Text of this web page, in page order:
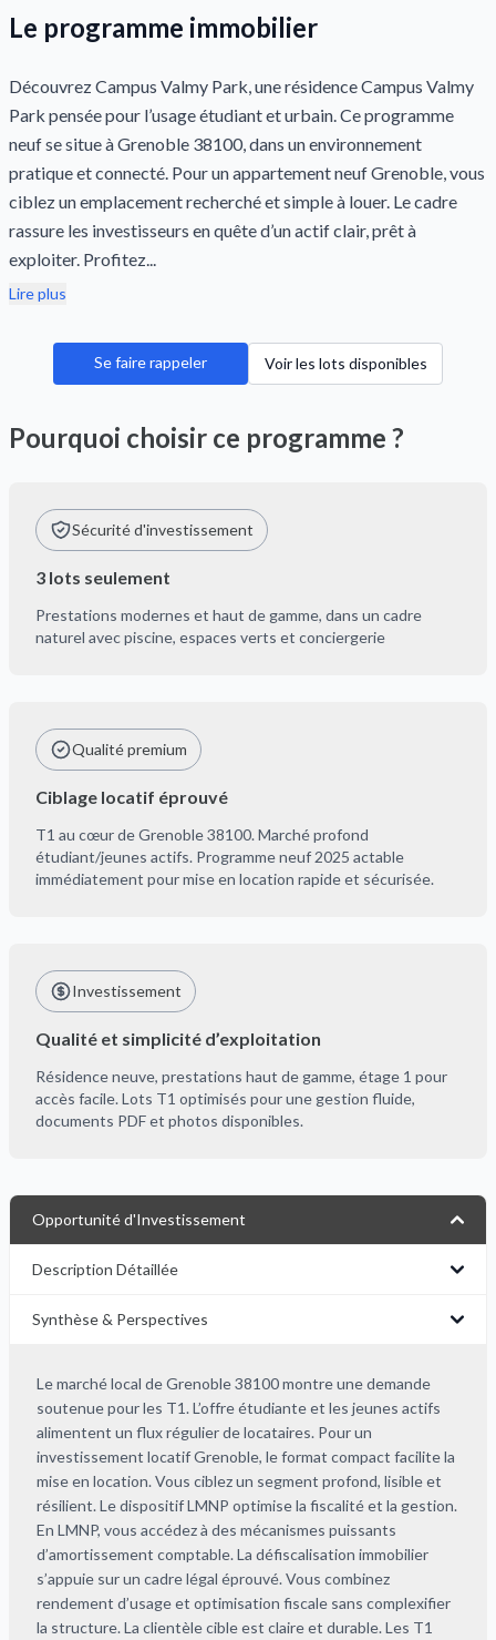
Le programme immobilier
Découvrez Campus Valmy Park, une résidence Campus Valmy
Park pensée pour l’usage étudiant et urbain. Ce programme
neuf se situe à Grenoble 38100, dans un environnement
pratique et connecté. Pour un appartement neuf Grenoble, vous
ciblez un emplacement recherché et simple à louer. Le cadre
rassure les investisseurs en quête d’un actif clair, prêt à
exploiter. Profitez...
Lire plus
Se faire rappeler Voir les lots disponibles
Pourquoi choisir ce programme ?
Sécurité d'investissement
3 lots seulement
Prestations modernes et haut de gamme, dans un cadre
naturel avec piscine, espaces verts et conciergerie
Qualité premium
Ciblage locatif éprouvé
T1 au cœur de Grenoble 38100. Marché profond
étudiant/jeunes actifs. Programme neuf 2025 actable
immédiatement pour mise en location rapide et sécurisée.
Investissement
Qualité et simplicité d’exploitation
Résidence neuve, prestations haut de gamme, étage 1 pour
accès facile. Lots T1 optimisés pour une gestion fluide,
documents PDF et photos disponibles.
Opportunité d'Investissement
Description Détaillée
Synthèse & Perspectives
Le marché local de Grenoble 38100 montre une demande
soutenue pour les T1. L’offre étudiante et les jeunes actifs
alimentent un flux régulier de locataires. Pour un
investissement locatif Grenoble, le format compact facilite la
mise en location. Vous ciblez un segment profond, lisible et
résilient. Le dispositif LMNP optimise la fiscalité et la gestion.
En LMNP, vous accédez à des mécanismes puissants
d’amortissement comptable. La défiscalisation immobilier
s’appuie sur un cadre légal éprouvé. Vous combinez
rendement d’usage et optimisation fiscale sans complexifier
la structure. La clientèle cible est claire et durable. Les T1